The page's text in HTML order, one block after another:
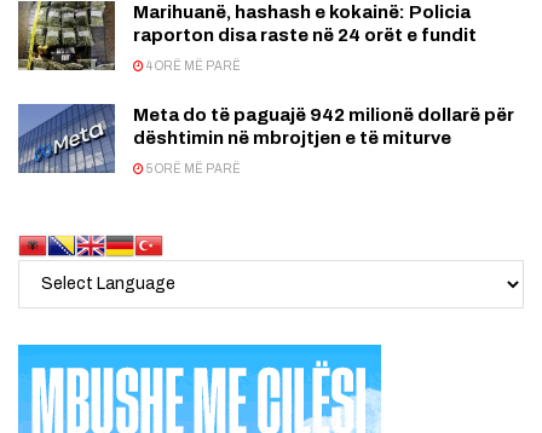
Marihuanë, hashash e kokainë: Policia
raporton disa raste në 24 orët e fundit
4 ORË MË PARË
Meta do të paguajë 942 milionë dollarë për
dështimin në mbrojtjen e të miturve
5 ORË MË PARË